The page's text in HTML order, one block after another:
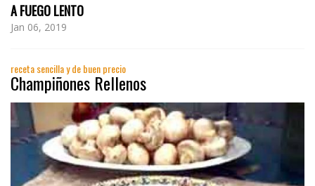
A FUEGO LENTO
Jan 06, 2019
receta sencilla y de buen precio
Champiñones Rellenos